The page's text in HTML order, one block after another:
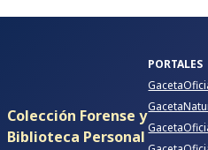
Colección Forense y
Biblioteca Personal
PORTALES